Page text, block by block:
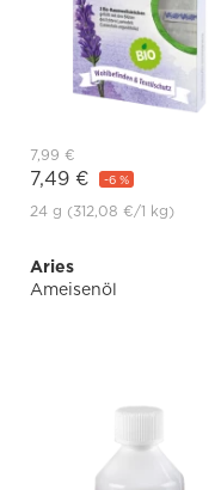
7,99 €
7,49 € -6 %
24 g (312,08 €/1 kg)
Aries
Ameisenöl